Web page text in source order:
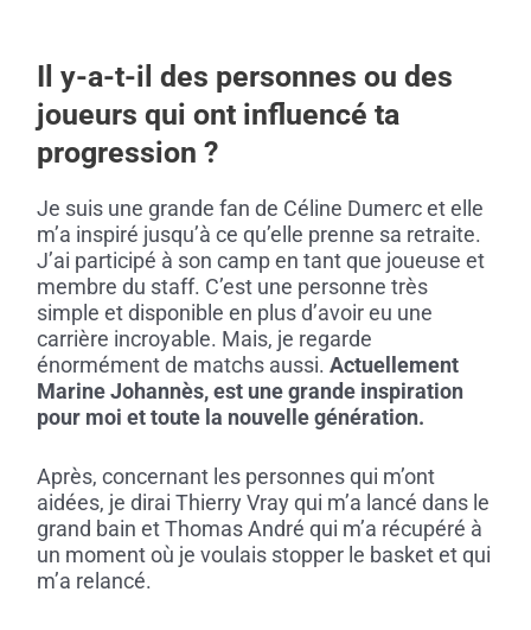
Il y-a-t-il des personnes ou des
joueurs qui ont influencé ta
progression ?
Je suis une grande fan de Céline Dumerc et elle
m’a inspiré jusqu’à ce qu’elle prenne sa retraite.
J’ai participé à son camp en tant que joueuse et
membre du staff. C’est une personne très
simple et disponible en plus d’avoir eu une
carrière incroyable. Mais, je regarde
énormément de matchs aussi.Actuellement
Marine Johannès, est une grande inspiration
pour moi et toute la nouvelle génération.
Après, concernant les personnes qui m’ont
aidées, je dirai Thierry Vray qui m’a lancé dans le
grand bain et Thomas André qui m’a récupéré à
un moment où je voulais stopper le basket et qui
m’a relancé.